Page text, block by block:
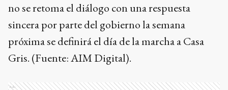
no se retoma el diálogo con una respuesta
sincera por parte del gobierno la semana
próxima se definirá el día de la marcha a Casa
Gris. (Fuente: AIM Digital).
Ads